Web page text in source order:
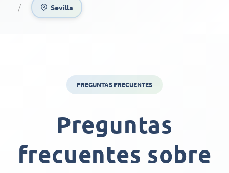
Sevilla
PREGUNTAS FRECUENTES
Preguntas
frecuentes sobre